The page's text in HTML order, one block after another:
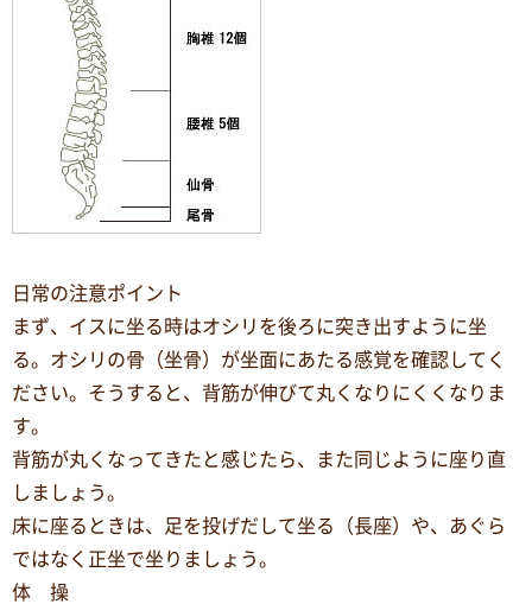
日常の注意ポイント
まず、イスに坐る時はオシリを後ろに突き出すように坐
る。オシリの骨（坐骨）が坐面にあたる感覚を確認してく
ださい。そうすると、背筋が伸びて丸くなりにくくなりま
す。
背筋が丸くなってきたと感じたら、また同じように座り直
しましょう。
床に座るときは、足を投げだして坐る（長座）や、あぐら
ではなく正坐で坐りましょう。
体 操